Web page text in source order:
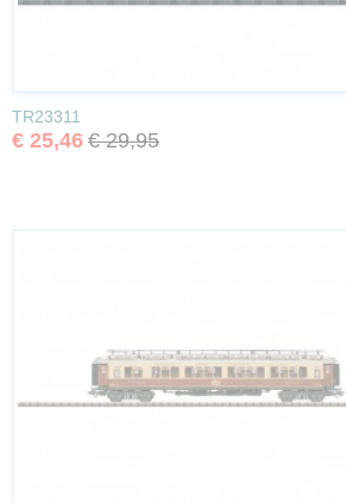
TR23311
€ 25,46 € 29,95